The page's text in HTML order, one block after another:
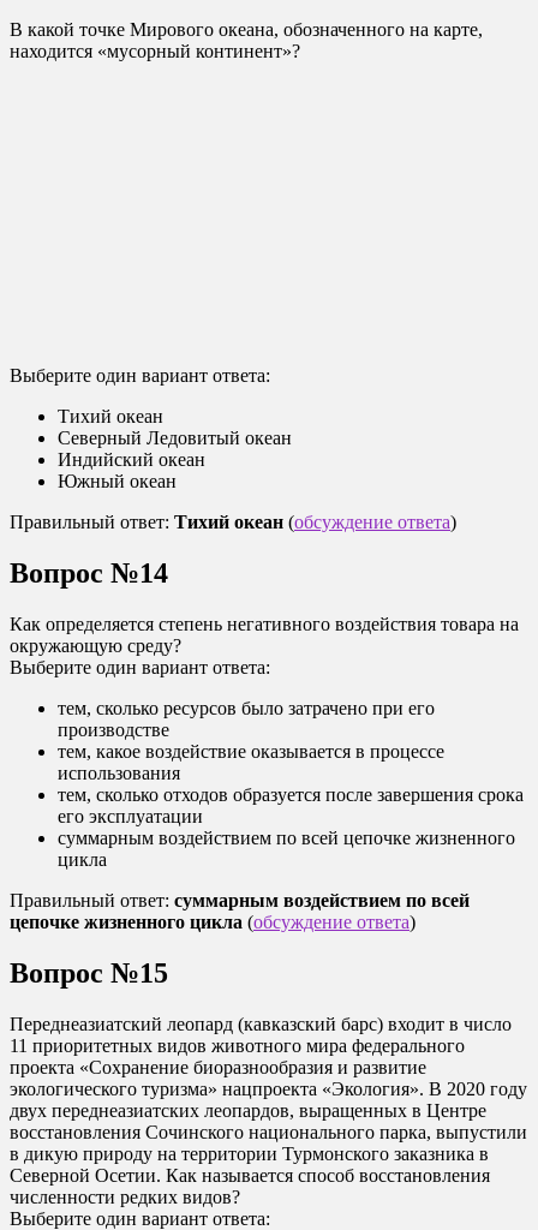
В какой точке Мирового океана, обозначенного на карте,
находится «мусорный континент»?
Выберите один вариант ответа:
Тихий океан
Северный Ледовитый океан
Индийский океан
Южный океан
Правильный ответ: Тихий океан (обсуждение ответа)
Вопрос №14
Как определяется степень негативного воздействия товара на
окружающую среду?
Выберите один вариант ответа:
тем, сколько ресурсов было затрачено при его
производстве
тем, какое воздействие оказывается в процессе
использования
тем, сколько отходов образуется после завершения срока
его эксплуатации
суммарным воздействием по всей цепочке жизненного
цикла
Правильный ответ: суммарным воздействием по всей
цепочке жизненного цикла (обсуждение ответа)
Вопрос №15
Переднеазиатский леопард (кавказский барс) входит в число
11 приоритетных видов животного мира федерального
проекта «Сохранение биоразнообразия и развитие
экологического туризма» нацпроекта «Экология». В 2020 году
двух переднеазиатских леопардов, выращенных в Центре
восстановления Сочинского национального парка, выпустили
в дикую природу на территории Турмонского заказника в
Северной Осетии. Как называется способ восстановления
численности редких видов?
Выберите один вариант ответа: